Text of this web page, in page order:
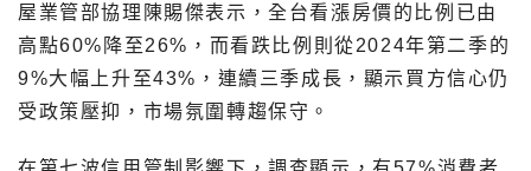
屋業管部協理陳賜傑表示，全台看漲房價的比例已由
高點60%降至26%，而看跌比例則從2024年第二季的
9%大幅上升至43%，連續三季成長，顯示買方信心仍
受政策壓抑，市場氛圍轉趨保守。